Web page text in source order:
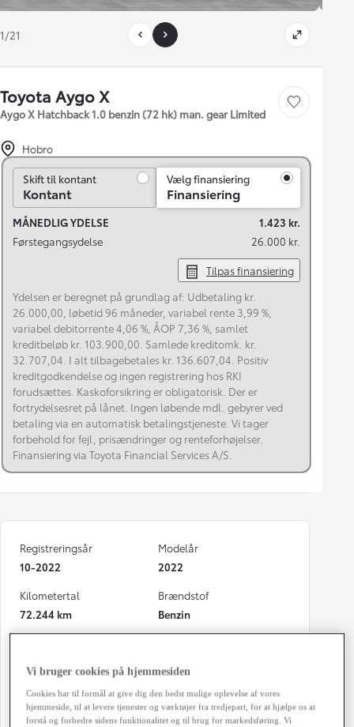
1/21
Toyota Aygo X
Aygo X Hatchback 1.0 benzin (72 hk) man. gear Limited
Gem bil
Hobro
Skift til kontant
Skift til kontant
Kontant
Vælg finansiering
Finansiering
MÅNEDLIG YDELSE
1.423 kr.
Førstegangsydelse
26.000 kr.
Tilpas finansiering
Ydelsen er beregnet på grundlag af: Udbetaling kr.
26.000,00, løbetid 96 måneder, variabel rente 3,99 %,
variabel debitorrente 4,06 %, ÅOP 7,36 %, samlet
kreditbeløb kr. 103.900,00. Samlede kreditomk. kr.
32.707,04. I alt tilbagebetales kr. 136.607,04. Positiv
kreditgodkendelse og ingen registrering hos RKI
forudsættes. Kaskoforsikring er obligatorisk. Der er
fortrydelsesret på lånet. Ingen løbende mdl. gebyrer ved
betaling via en automatisk betalingstjeneste. Vi tager
forbehold for fejl, prisændringer og renteforhøjelser.
Finansiering via Toyota Financial Services A/S.
Registreringsår
10-2022
Modelår
2022
Kilometertal
72.244 km
Brændstof
Benzin
Co2 (blandet kørsel)
111 g/km
Geartype
Manuel gearkasse
Vi bruger cookies på hjemmesiden
Cookies har til formål at give dig den bedst mulige oplevelse af vores
hjemmeside, til at levere tjenester og værktøjer fra tredjepart, for at hjælpe os at
forstå og forbedre sidens funktionalitet og til brug for markedsføring. Vi